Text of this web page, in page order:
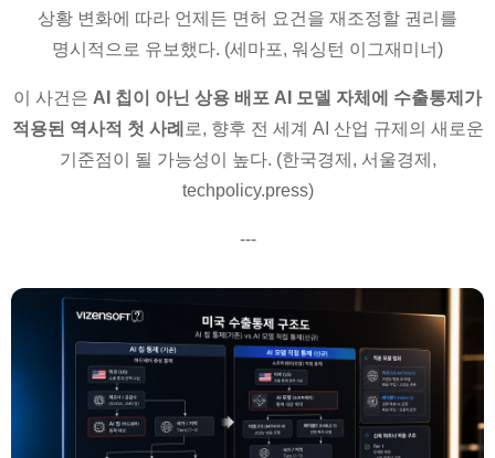
상황 변화에 따라 언제든 면허 요건을 재조정할 권리를
명시적으로 유보했다. (세마포, 워싱턴 이그재미너)
이 사건은 AI 칩이 아닌 상용 배포 AI 모델 자체에 수출통제가
적용된 역사적 첫 사례 로, 향후 전 세계 AI 산업 규제의 새로운
기준점이 될 가능성이 높다. (한국경제, 서울경제,
techpolicy.press)
---